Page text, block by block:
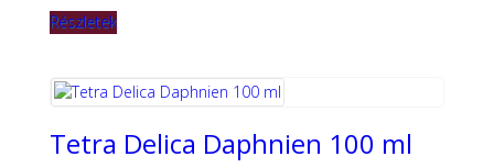
Részletek
Tetra Delica Daphnien 100 ml